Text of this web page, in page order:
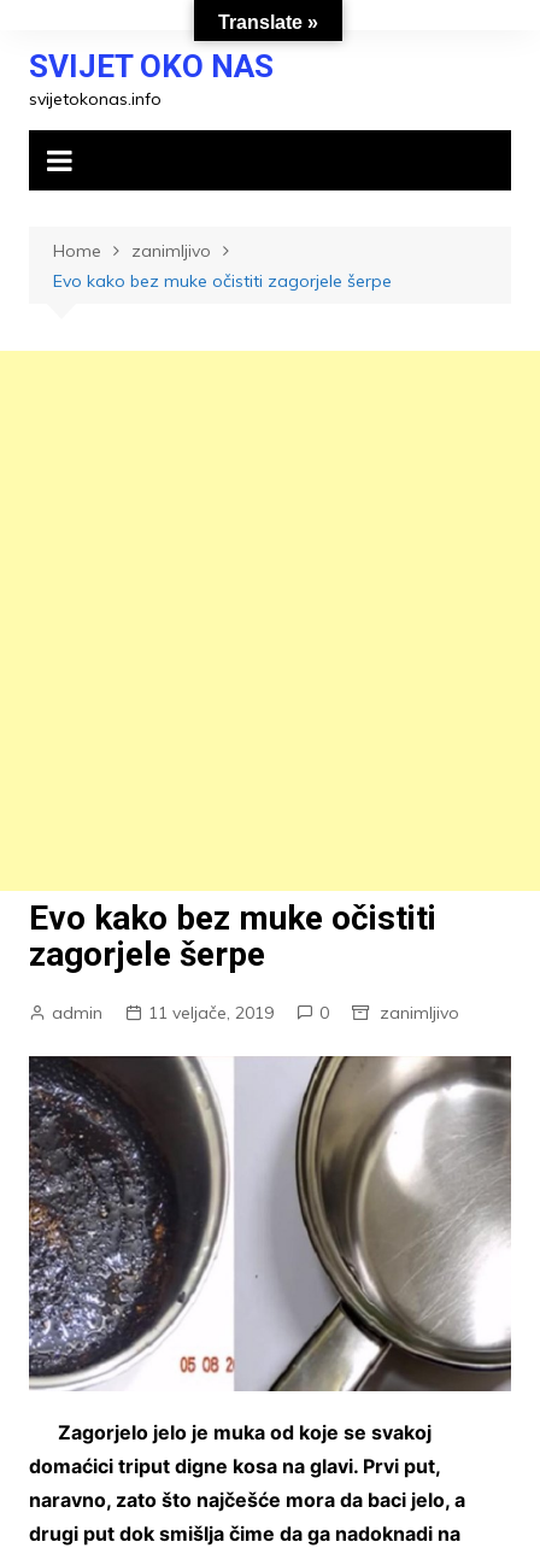
contentSVIJET OKO NAS
svijetokonas.info
Home
zanimljivo
Evo kako bez muke očistiti zagorjele šerpe
Evo kako bez muke očistiti
zagorjele šerpe
admin 11 veljače, 2019 0 zanimljivo
Zagorjelo jelo je muka od koje se svakoj
domaćici triput digne kosa na glavi. Prvi put,
naravno, zato što najčešće mora da baci jelo, a
drugi put dok smišlja čime da ga nadoknadi na
Translate »